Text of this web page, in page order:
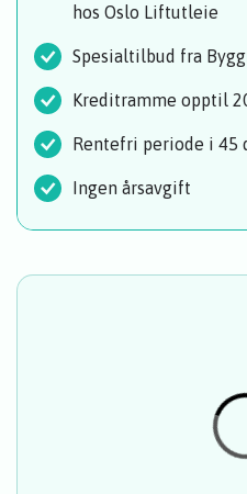
hos Oslo Liftutleie
Spesialtilbud fra
Kreditramme opptil
Rentefri periode i 45
Ingen årsavgift